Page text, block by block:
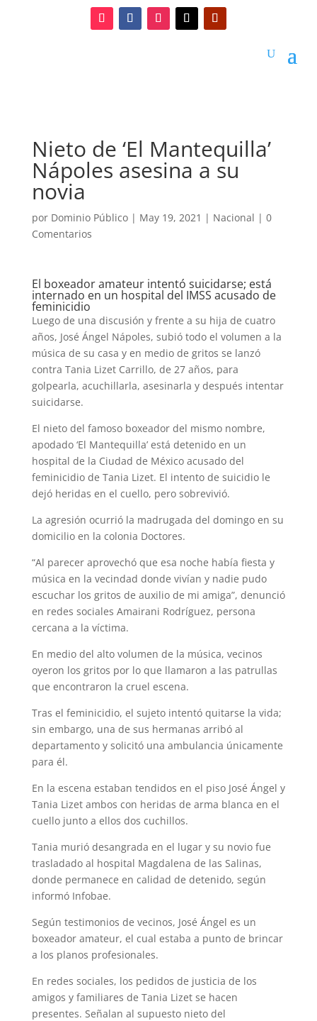
Nieto de ‘El Mantequilla’
Nápoles asesina a su
novia
por Dominio Público| May 19, 2021 | Nacional | 0
Comentarios
El boxeador amateur intentó suicidarse; está
internado en un hospital del IMSS acusado de
feminicidio
Luego de una discusión y frente a su hija de cuatro
años, José Ángel Nápoles, subió todo el volumen a la
música de su casa y en medio de gritos se lanzó
contra Tania Lizet Carrillo, de 27 años, para
golpearla, acuchillarla, asesinarla y después intentar
suicidarse.
El nieto del famoso boxeador del mismo nombre,
apodado ‘El Mantequilla’ está detenido en un
hospital de la Ciudad de México acusado del
feminicidio de Tania Lizet. El intento de suicidio le
dejó heridas en el cuello, pero sobrevivió.
La agresión ocurrió la madrugada del domingo en su
domicilio en la colonia Doctores.
“Al parecer aprovechó que esa noche había fiesta y
música en la vecindad donde vivían y nadie pudo
escuchar los gritos de auxilio de mi amiga”, denunció
en redes sociales Amairani Rodríguez, persona
cercana a la víctima.
En medio del alto volumen de la música, vecinos
oyeron los gritos por lo que llamaron a las patrullas
que encontraron la cruel escena.
Tras el feminicidio, el sujeto intentó quitarse la vida;
sin embargo, una de sus hermanas arribó al
departamento y solicitó una ambulancia únicamente
para él.
En la escena estaban tendidos en el piso José Ángel y
Tania Lizet ambos con heridas de arma blanca en el
cuello junto a ellos dos cuchillos.
Tania murió desangrada en el lugar y su novio fue
trasladado al hospital Magdalena de las Salinas,
donde permanece en calidad de detenido, según
informó Infobae.
Según testimonios de vecinos, José Ángel es un
boxeador amateur, el cual estaba a punto de brincar
a los planos profesionales.
En redes sociales, los pedidos de justicia de los
amigos y familiares de Tania Lizet se hacen
presentes. Señalan al supuesto nieto del